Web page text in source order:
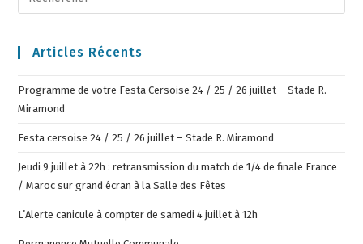
Articles Récents
Programme de votre Festa Cersoise 24 / 25 / 26 juillet – Stade R.
Miramond
Festa cersoise 24 / 25 / 26 juillet – Stade R. Miramond
Jeudi 9 juillet à 22h : retransmission du match de 1/4 de finale France
/ Maroc sur grand écran à la Salle des Fêtes
L’Alerte canicule à compter de samedi 4 juillet à 12h